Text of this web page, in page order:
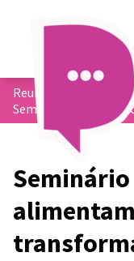
Reuniões
Seminário &quot;Dados que alimentam,